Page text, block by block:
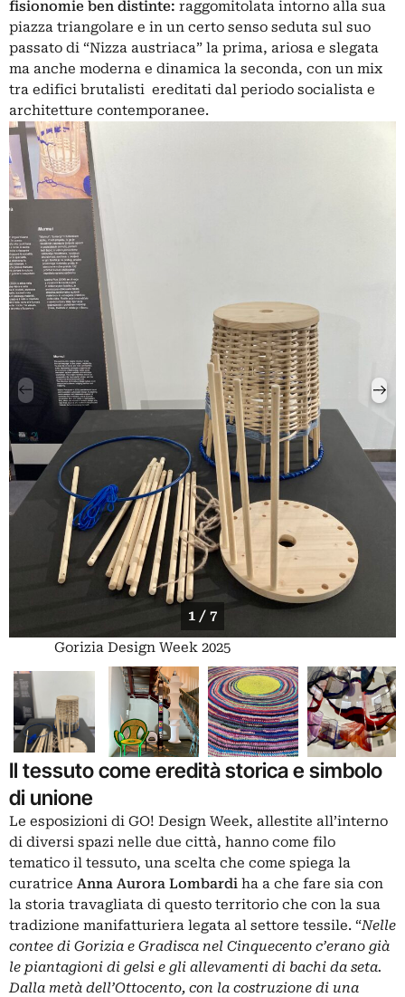
fisionomie ben distinte: raggomitolata intorno alla sua
piazza triangolare e in un certo senso seduta sul suo
passato di “Nizza austriaca” la prima, ariosa e slegata
ma anche moderna e dinamica la seconda, con un mix
tra edifici brutalisti ereditati dal periodo socialista e
architetture contemporanee.
1 / 7
Gorizia Design Week 2025
Il tessuto come eredità storica e simbolo
di unione
Le esposizioni di GO! Design Week, allestite all’interno
di diversi spazi nelle due città, hanno come filo
tematico il tessuto, una scelta che come spiega la
curatrice Anna Aurora Lombardi ha a che fare sia con
la storia travagliata di questo territorio che con la sua
tradizione manifatturiera legata al settore tessile. “Nelle
contee di Gorizia e Gradisca nel Cinquecento c’erano già
le piantagioni di gelsi e gli allevamenti di bachi da seta.
Dalla metà dell’Ottocento, con la costruzione di una